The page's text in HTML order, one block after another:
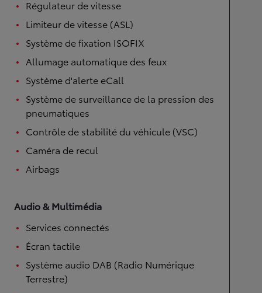
Régulateur de vitesse
Limiteur de vitesse (ASL)
Système de fixation ISOFIX
Allumage automatique des feux
Système d'alerte eCall
Système de surveillance de la pression des
pneumatiques
Contrôle de stabilité du véhicule (VSC)
Caméra de recul
Airbags
Audio & Multimédia
Services connectés
Écran tactile
Système audio DAB (Radio Numérique
Terrestre)